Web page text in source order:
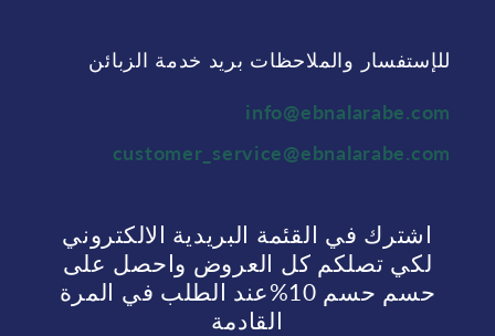
للإستفسار والملاحظات بريد خدمة الزبائن
info@ebnalarabe.com
customer_service@ebnalarabe.com
اشترك في القئمة البريدية الالكتروني
لكي تصلكم كل العروض واحصل على
حسم حسم 10%عند الطلب في المرة
القادمة